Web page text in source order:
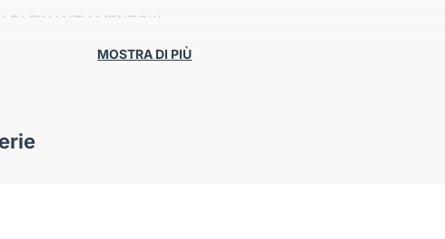
DI FINANZIAMENTO!!!
217cv
MOSTRA DI PIÙ